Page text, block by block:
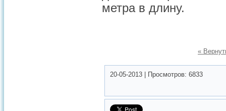
метра в длину.
«
20-05-2013 Просмотров: 6833